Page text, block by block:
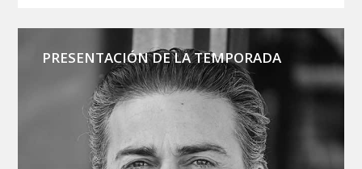
PRESENTACIÓN DE LA TEMPORADA